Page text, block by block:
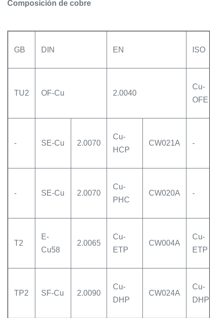
Composición de cobre
GB DIN EN ISO
TU2 OF-Cu 2.0040
Cu-
OFE
- SE-Cu 2.0070
Cu-
HCP
CW021A -
- SE-Cu 2.0070
Cu-
PHC
CW020A -
T2
E-
Cu58
2.0065
Cu-
ETP
CW004A
Cu-
ETP
TP2 SF-Cu 2.0090
Cu-
DHP
CW024A
Cu-
DHP